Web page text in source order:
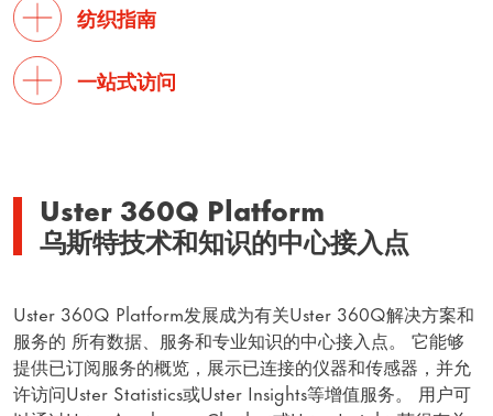
纺织指南
一站式访问
Uster 360Q Platform
乌斯特技术和知识的中心接入点
Uster 360Q Platform发展成为有关Uster 360Q解决方案和
服务的 所有数据、服务和专业知识的中心接入点。 它能够
提供已订阅服务的概览，展示已连接的仪器和传感器，并允
许访问Uster Statistics或Uster Insights等增值服务。 用户可